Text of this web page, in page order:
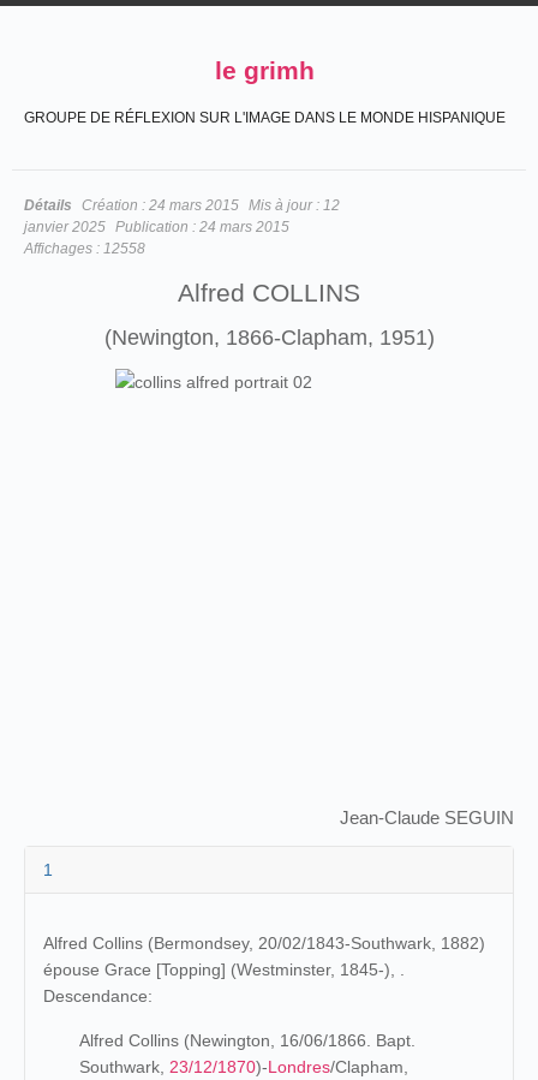
le grimh
GROUPE DE RÉFLEXION SUR L'IMAGE DANS LE MONDE HISPANIQUE
Détails Création : 24 mars 2015 Mis à jour : 12
janvier 2025 Publication : 24 mars 2015
Affichages : 12558
Alfred COLLINS
(Newington, 1866-Clapham, 1951)
Jean-Claude SEGUIN
1
Alfred Collins (Bermondsey, 20/02/1843-Southwark, 1882)
épouse Grace [Topping] (Westminster, 1845-), .
Descendance:
Alfred Collins (Newington, 16/06/1866. Bapt.
Southwark, 23/12/1870)-Londres/Clapham,